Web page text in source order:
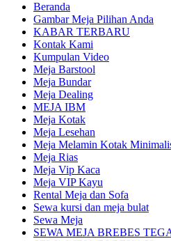
Beranda
Gambar Meja Pilihan Anda
KABAR TERBARU
Kontak Kami
Kumpulan Video
Meja Barstool
Meja Bundar
Meja Dealing
MEJA IBM
Meja Kotak
Meja Lesehan
Meja Melamin Kotak
Meja Rias
Meja Vip Kaca
Meja VIP Kayu
Rental Meja dan Sofa
Sewa kursi dan meja bulat
Sewa Meja
SEWA MEJA BREBES